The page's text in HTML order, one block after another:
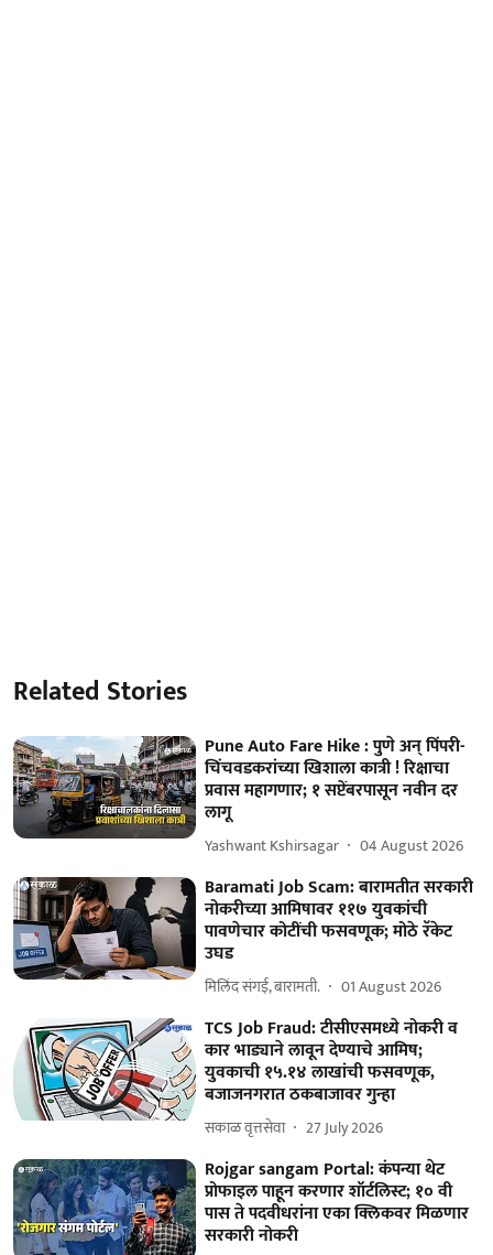
Related Stories
Pune Auto Fare Hike : पुणे अन् पिंपरी-
चिंचवडकरांच्या खिशाला कात्री ! रिक्षाचा
प्रवास महागणार; १ सप्टेंबरपासून नवीन दर
लागू
Yashwant Kshirsagar 04 August 2026
Baramati Job Scam: बारामतीत सरकारी
नोकरीच्या आमिषावर ११७ युवकांची
पावणेचार कोटींची फसवणूक; मोठे रॅकेट
उघड
मिलिंद संगई, बारामती. 01 August 2026
TCS Job Fraud: टीसीएसमध्ये नोकरी व
कार भाड्याने लावून देण्याचे आमिष;
युवकाची १५.१४ लाखांची फसवणूक,
बजाजनगरात ठकबाजावर गुन्हा
सकाळ वृत्तसेवा 27 July 2026
Rojgar sangam Portal: कंपन्या थेट
प्रोफाइल पाहून करणार शॉर्टलिस्ट; १० वी
पास ते पदवीधरांना एका क्लिकवर मिळणार
सरकारी नोकरी